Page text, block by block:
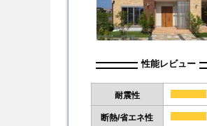
性能レビュー
耐震性
断熱/省エネ性